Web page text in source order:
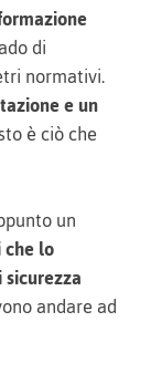
di
normativi.
e un
è ciò che
un
lo
andare ad